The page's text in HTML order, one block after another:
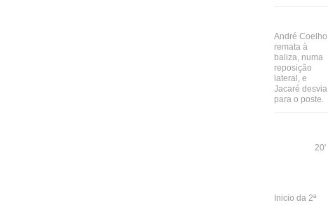
André Coelho
remata à
baliza, numa
reposição
lateral, e
Jacaré desvia
para o poste.
20'
Inicio da 2ª